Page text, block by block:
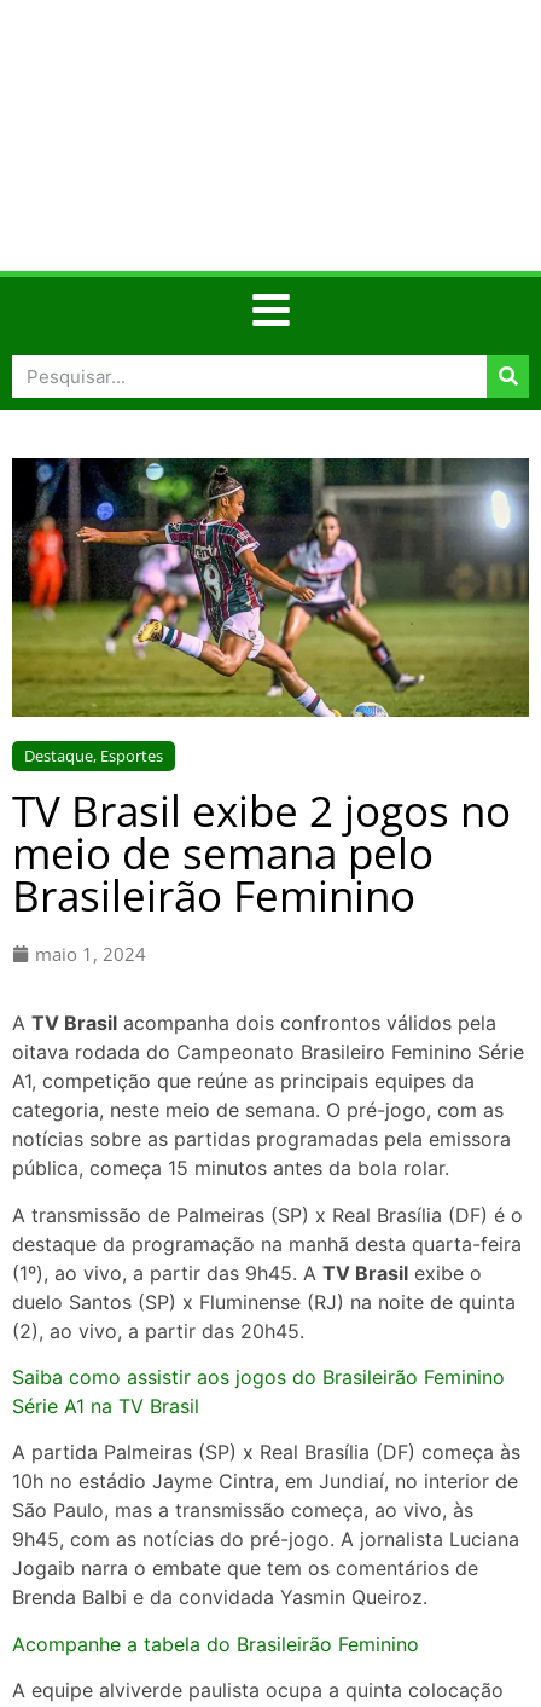
Destaque, Esportes
TV Brasil exibe 2 jogos no
meio de semana pelo
Brasileirão Feminino
maio 1, 2024
A TV Brasil acompanha dois confrontos válidos pela
oitava rodada do Campeonato Brasileiro Feminino Série
A1, competição que reúne as principais equipes da
categoria, neste meio de semana. O pré-jogo, com as
notícias sobre as partidas programadas pela emissora
pública, começa 15 minutos antes da bola rolar.
A transmissão de Palmeiras (SP) x Real Brasília (DF) é o
destaque da programação na manhã desta quarta-feira
(1º), ao vivo, a partir das 9h45. A TV Brasil exibe o
duelo Santos (SP) x Fluminense (RJ) na noite de quinta
(2), ao vivo, a partir das 20h45.
Saiba como assistir aos jogos do Brasileirão Feminino
Série A1 na TV Brasil
A partida Palmeiras (SP) x Real Brasília (DF) começa às
10h no estádio Jayme Cintra, em Jundiaí, no interior de
São Paulo, mas a transmissão começa, ao vivo, às
9h45, com as notícias do pré-jogo. A jornalista Luciana
Jogaib narra o embate que tem os comentários de
Brenda Balbi e da convidada Yasmin Queiroz.
Acompanhe a tabela do Brasileirão Feminino
A equipe alviverde paulista ocupa a quinta colocação